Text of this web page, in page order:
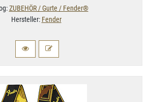
ZUBEHÖR / Gurte / Fender®
Hersteller: Fender